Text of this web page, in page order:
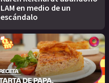
LAM en medio de un
escándalo